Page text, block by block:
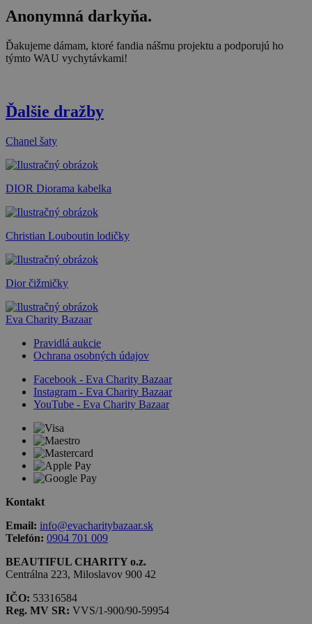
Anonymná darkyňa.
Ďakujeme dámam, ktoré fandia nášmu projektu a podporujú ho
týmto WAU vychytávkami!
Ďalšie dražby
Chanel šaty
DIOR Diorama kabelka
Christian Louboutin lodičky
Dior čižmičky
Eva Charity Bazaar
Pravidlá aukcie
Ochrana osobných údajov
Facebook - Eva Charity Bazaar
Instagram - Eva Charity Bazaar
YouTube - Eva Charity Bazaar
Kontakt
Email: info@evacharitybazaar.sk
Telefón: 0904 701 009
BEAUTIFUL CHARITY o.z.
Centrálna 223, Miloslavov 900 42
IČO: 53316584
Reg. MV SR: VVS/1-900/90-59954